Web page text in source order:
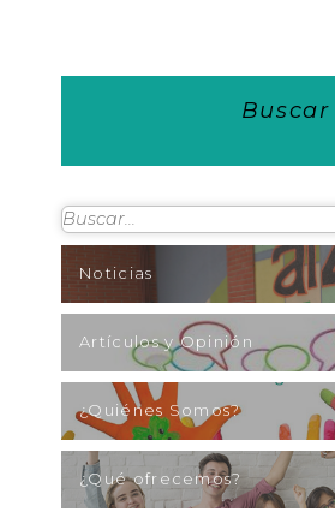
Buscar
Noticias
Artículos y Opinión
¿Quiénes Somos?
¿Qué ofrecemos?